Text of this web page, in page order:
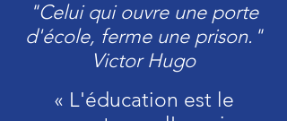
"Celui qui ouvre une porte
d'école, ferme une prison."
Victor Hugo
« L'éducation est le